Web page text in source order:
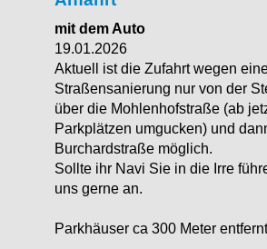
mit dem Auto
19.01.2026
Aktuell ist die Zufahrt wegen
Straßensanierung nur von der
über die Mohlenhofstraße (ab
Parkplätzen umgucken) und
Burchardstraße möglich.
Sollte ihr Navi Sie in die Irre
uns gerne an.
Parkhäuser ca 300 Meter